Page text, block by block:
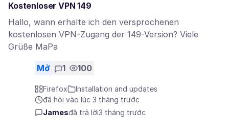
Kostenloser VPN 149
Hallo, wann erhalte ich den versprochenen
kostenlosen VPN-Zugang der 149-Version? Viele
Grüße MaPa
Mở 1 100
Firefox
Installation and updates
đã hỏi vào lúc 3 tháng trước
Jamesđã trả lời3 tháng trước